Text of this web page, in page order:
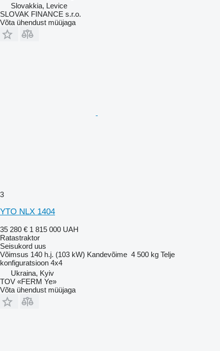
Slovakkia, Levice
SLOVAK FINANCE s.r.o.
Võta ühendust müüjaga
3
YTO NLX 1404
35 280 € 1 815 000 UAH
Ratastraktor
Seisukord uus
Võimsus 140 h.j. (103 kW) Kandevõime 4 500 kg Telje
konfiguratsioon 4x4
Ukraina, Kyiv
TOV «FERM Ye»
Võta ühendust müüjaga